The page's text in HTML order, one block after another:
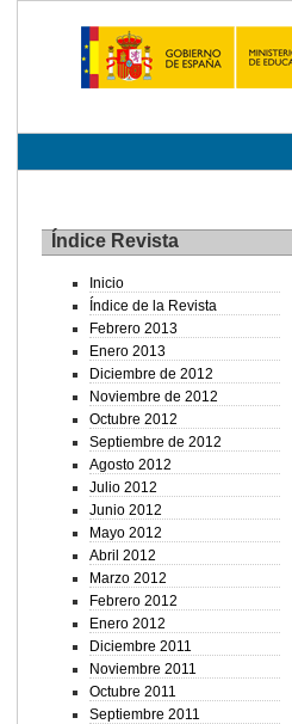
Índice Revista
Inicio
Índice de la Revista
Febrero 2013
Enero 2013
Diciembre de 2012
Noviembre de 2012
Octubre 2012
Septiembre de 2012
Agosto 2012
Julio 2012
Junio 2012
Mayo 2012
Abril 2012
Marzo 2012
Febrero 2012
Enero 2012
Diciembre 2011
Noviembre 2011
Octubre 2011
Septiembre 2011